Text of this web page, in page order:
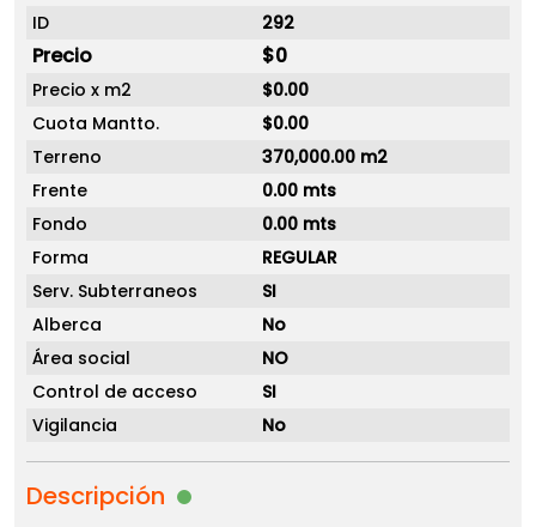
ID 292
Precio $0
Precio x m2
$0.00
Cuota Mantto.
$0.00
Terreno
370,000.00 m2
Frente
0.00 mts
Fondo
0.00 mts
Forma
REGULAR
Serv. Subterraneos
SI
Alberca
No
Área social
NO
Control de acceso
SI
Vigilancia
No
Descripción